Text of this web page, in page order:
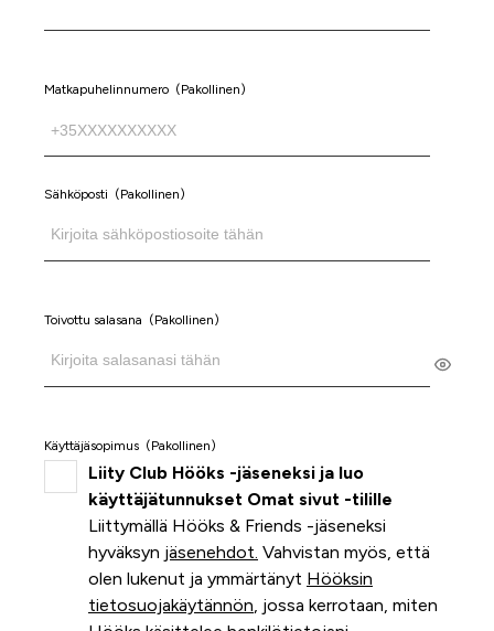
Matkapuhelinnumero (Pakollinen)
Sähköposti (Pakollinen)
Toivottu salasana (Pakollinen)
Käyttäjäsopimus (Pakollinen)
Liity Club Hööks -jäseneksi ja luo
käyttäjätunnukset Omat sivut -tilille
Liittymällä Hööks & Friends -jäseneksi
hyväksyn jäsenehdot. Vahvistan myös, että
olen lukenut ja ymmärtänyt Hööksin
tietosuojakäytännön, jossa kerrotaan, miten